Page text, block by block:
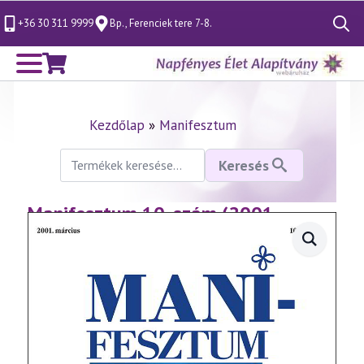
+36 30 311 9999 Bp., Ferenciek tere 7-8.
Search
for:
Kezdőlap » Manifesztum
Keresés
következőre:
Keresés
Manifesztum 10. szám (2001.
március)